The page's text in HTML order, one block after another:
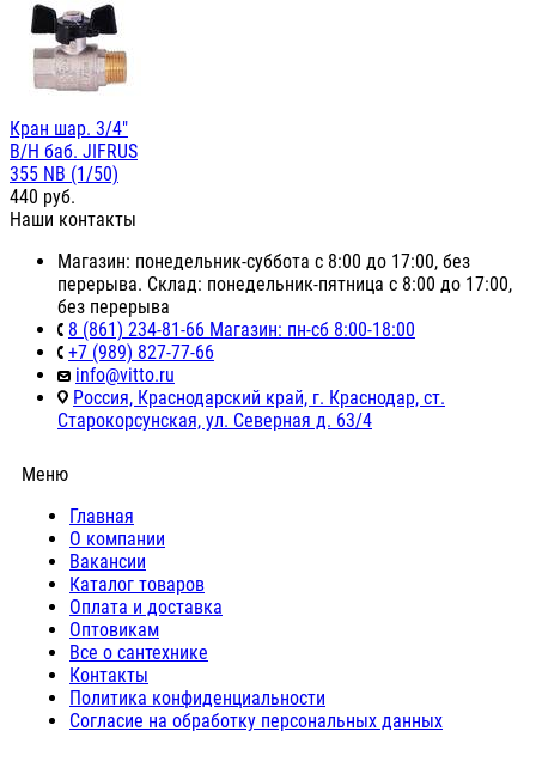
Кран шар. 3/4"
В/Н баб. JIFRUS
355 NB (1/50)
440 руб.
Наши контакты
Магазин: понедельник-суббота с 8:00 до 17:00, без
перерыва. Склад: понедельник-пятница с 8:00 до 17:00,
без перерыва
8 (861) 234-81-66 Магазин: пн-сб 8:00-18:00
+7 (989) 827-77-66
info@vitto.ru
Россия, Краснодарский край, г. Краснодар, ст.
Старокорсунская, ул. Северная д. 63/4
Меню
Главная
О компании
Вакансии
Каталог товаров
Оплата и доставка
Оптовикам
Все о сантехнике
Контакты
Политика конфиденциальности
Согласие на обработку персональных данных